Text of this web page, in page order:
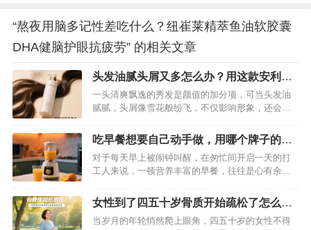
“熬夜用脑多记性差吃什么？纽崔莱精萃鱼油软胶囊
DHA健脑护眼抗疲劳” 的相关文章
头发油腻头屑又多怎么办？用这款安利丝
婷洗发水就能解决
一头清爽飘逸的秀发是颜值的加分项，可当头发油
腻腻，头屑像雪花般纷飞，不仅影响形象，还会让
题困扰，别焦虑！安利丝婷洗发水就是你的理想解
决方案，它凭借科学配方与卓越功效，能轻松帮你
摆脱这些烦恼。…
吃早餐想要自己动手做，用哪个牌子的早
餐机做好？
对于每天早上被闹钟叫醒，在匆忙间开启一天的打
工人来说，一顿营养丰富的早餐，往往是心有余而
生问题；自己动手做，时间紧任务重，普通早餐机
功能单一，根本无法满足需求。别担心，今天就给
大家推荐一款早餐神器——纽崔莱三合一营养早餐
女性到了四五十岁骨质开始疏松了怎么
办？吃这款产品可以改善
当岁月的年轮悄然爬上眼角，四五十岁的女性不得